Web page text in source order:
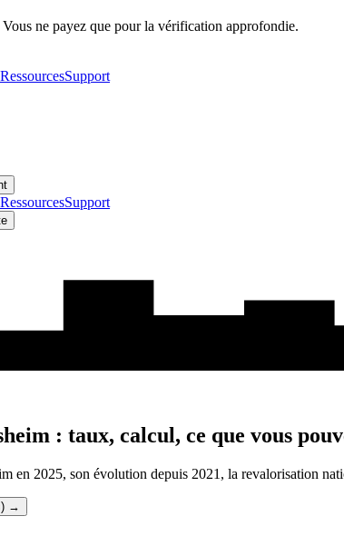
Vous ne payez que pour la vérification approfondie.
RessourcesSupport
RessourcesSupport
: taux, calcul, ce que vous
en 2025, son évolution depuis 2021, la revalorisation
→